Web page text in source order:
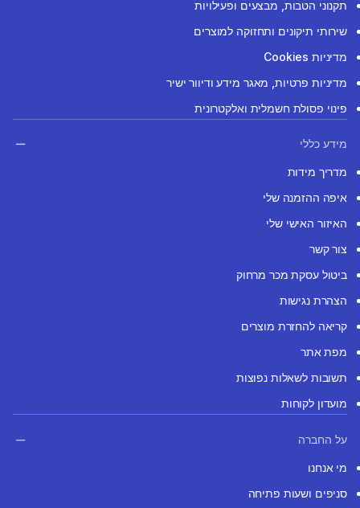
תקנוני הטבות, מבצעים ופעילויות
שירותי תיקונים ותחזוקה למוצרים
מדיניות Cookies
מדיניות פרטיות, מאגר מידע ודיוור ישיר
פינוי פסולת חשמלית ואלקטרונית
מידע כללי
מדריך מידות
איפה ההזמנה שלי
האיזור האישי שלי
צור קשר
ביטול עסקת מכר מרחוק
הצהרת נגישות
קריאה להחזרת מוצרים
מפת אתר
תשובות לשאלות נפוצות
מועדון לקוחות
על החברה
מי אנחנו
סניפים ושעות פתיחה